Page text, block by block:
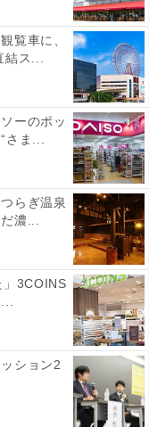
覧車に、
ス...
ーのポッ
ま...
らぎ温泉
濃...
」3COINS
ション2